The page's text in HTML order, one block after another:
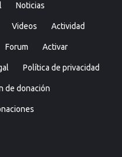
Noticias
Videos Actividad
Forum Activar
Política de privacidad
de donación